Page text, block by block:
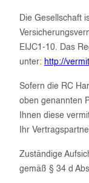
Die Gesellschaft
EIJC1-10. Das
unter: http://
Sofern die RC
oben genannten
Ihnen diese
Ihr
Zuständige
gemäß § 34 d